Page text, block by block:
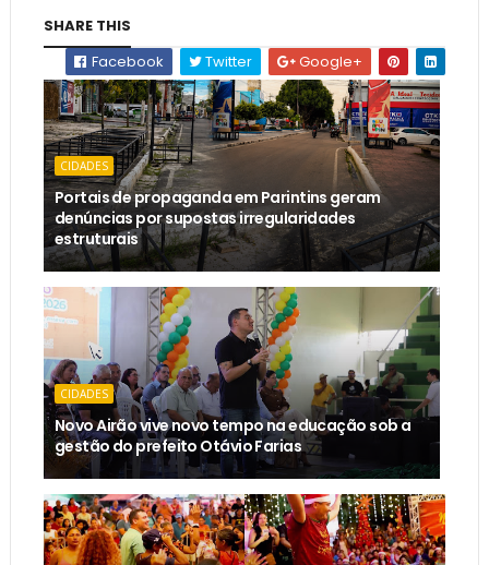
SHARE THIS
Facebook
Twitter Google+
CIDADES
Portais de propaganda em Parintins geram
denúncias por supostas irregularidades
estruturais
CIDADES
Novo Airão vive novo tempo na educação sob a
gestão do prefeito Otávio Farias